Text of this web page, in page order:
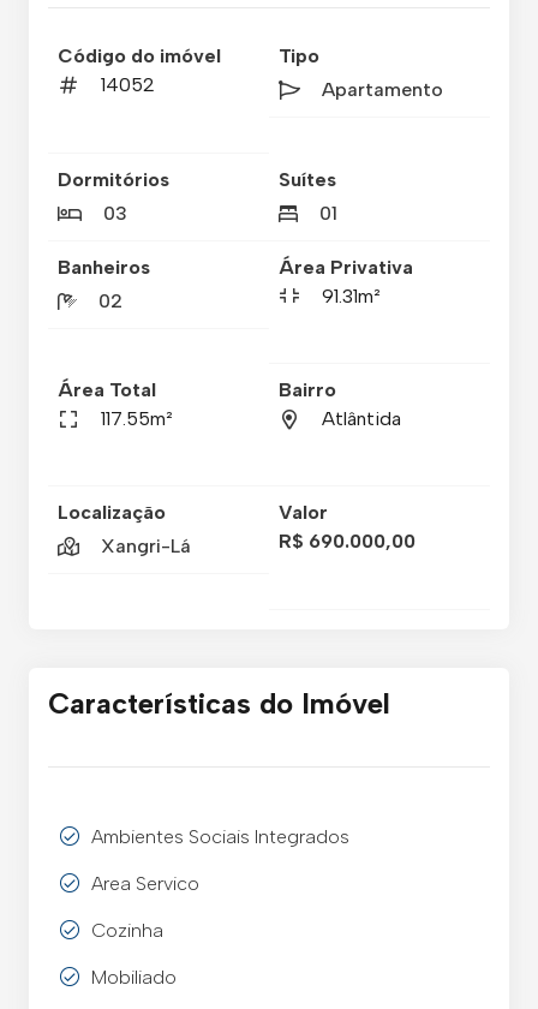
Código do imóvel
14052
Tipo
Apartamento
Dormitórios
03
Suítes
01
Banheiros
02
Área Privativa
91.31m²
Área Total
117.55m²
Bairro
Atlântida
Localização
Xangri-Lá
Valor
R$ 690.000,00
Características do Imóvel
Ambientes Sociais Integrados
Area Servico
Cozinha
Mobiliado